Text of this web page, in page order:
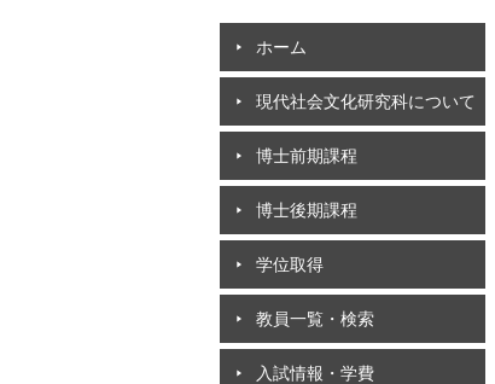
ホーム
現代社会文化研究科について
博士前期課程
博士後期課程
学位取得
教員一覧・検索
入試情報・学費